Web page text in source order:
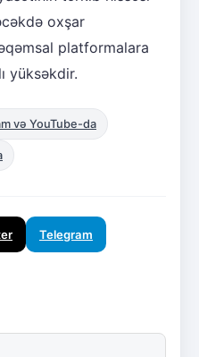
oxşar
platformalara
yüksəkdir.
və YouTube-da
Telegram